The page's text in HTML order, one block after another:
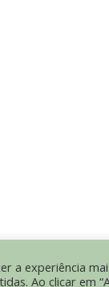
a experiência
Ao clicar em